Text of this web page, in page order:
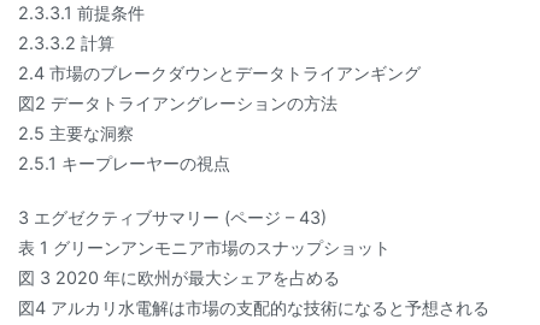
2.3.3.1 前提条件
2.3.3.2 計算
2.4 市場のブレークダウンとデータトライアンギング
図2 データトライアングレーションの方法
2.5 主要な洞察
2.5.1 キープレーヤーの視点
3 エグゼクティブサマリー (ページ – 43)
表 1 グリーンアンモニア市場のスナップショット
図 3 2020 年に欧州が最大シェアを占める
図4 アルカリ水電解は市場の支配的な技術になると予想される